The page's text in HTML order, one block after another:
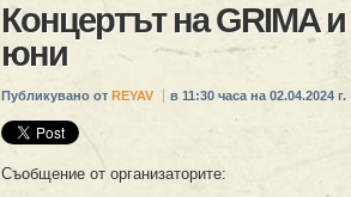
Концертът на GRIMA
юни
Публикувано от REYAV в 11:30 часа на 02.04.2024 г.
Съобщение от организаторите: